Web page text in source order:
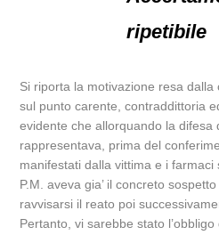
ripetibile
Si riporta la motivazione resa
sul punto carente, contraddittoria
evidente che allorquando la difesa
rappresentava, prima del
manifestati dalla vittima e i
P.M. aveva gia’ il concreto
ravvisarsi il reato poi
Pertanto, vi sarebbe stato